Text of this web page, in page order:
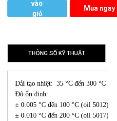
vào
giỏ
Mua ngay
THÔNG SỐ KỸ THUẬT
Dải tạo nhiệt: 35 °C đến 300 °C
Độ ổn định:
± 0.005 °C đến 100 °C (oil 5012)
± 0.010 °C đến 200 °C (oil 5017)